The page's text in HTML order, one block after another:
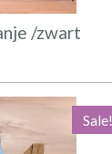
/zwart
Sale!